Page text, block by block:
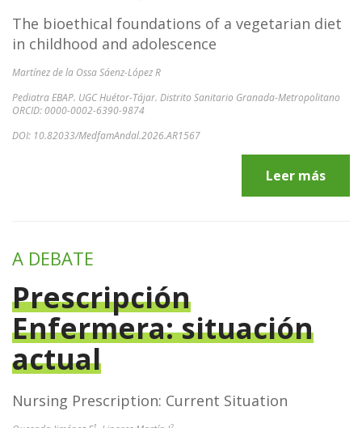
The bioethical foundations of a vegetarian diet
in childhood and adolescence
Martínez de la Ossa Sáenz-López R
Pediatra EBAP. UGC Huétor-Tájar. Distrito Sanitario Granada-Metropolitano
ORCID: 0000-0002-6390-9874
DOI: 10.82033/MedfamAndal.2026.AR1567
Leer más
A DEBATE
Prescripción
Enfermera: situación
actual
Nursing Prescription: Current Situation